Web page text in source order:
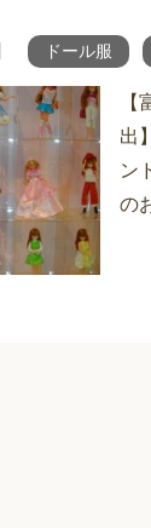
ドール服
出
ン
の